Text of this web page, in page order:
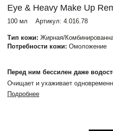
Eye & Heavy Make Up
100 мл Артикул: 4.016.78
Тип кожи: Жирная/
Потребности кожи: Омоложение
Перед ним бессилен даже
Очищает и ухаживает
Подробнее